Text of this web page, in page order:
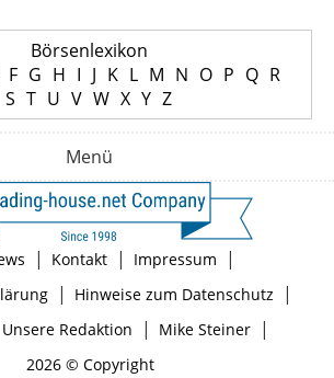
Börsenlexikon
F G H I J K L M N O P Q R
S T U V W X Y Z
Menü
| Kontakt | Impressum |
| Hinweise zum Datenschutz |
Unsere Redaktion | Mike Steiner|
2026 © Copyright